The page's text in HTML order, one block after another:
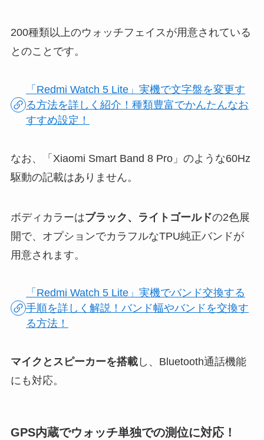
200種類以上のウォッチフェイスが用意されている
とのことです。
「Redmi Watch 5 Lite」実機で文字盤を変更す
る方法を詳しく紹介！種類豊富でかんたんなお
すすめ設定！
なお、「Xiaomi Smart Band 8 Pro」のような60Hz
駆動の記載はありません。
ボディカラーはブラック、ライトゴールドの2色展
開で、オプションでカラフルなTPU純正バンドが
用意されます。
「Redmi Watch 5 Lite」実機でバンド交換する
手順を詳しく解説！バンド幅やバンドを交換す
る方法！
マイクとスピーカーを搭載し、Bluetooth通話機能
にも対応。
GPS内蔵でウォッチ単独での測位に対応！